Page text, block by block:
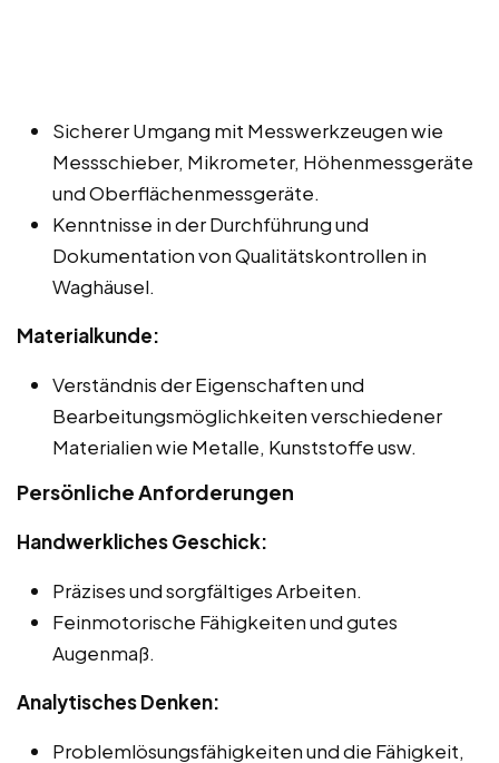
Sicherer Umgang mit Messwerkzeugen wie
Messschieber, Mikrometer, Höhenmessgeräte
und Oberflächenmessgeräte.
Kenntnisse in der Durchführung und
Dokumentation von Qualitätskontrollen in
Waghäusel.
Materialkunde:
Verständnis der Eigenschaften und
Bearbeitungsmöglichkeiten verschiedener
Materialien wie Metalle, Kunststoffe usw.
Persönliche Anforderungen
Handwerkliches Geschick:
Präzises und sorgfältiges Arbeiten.
Feinmotorische Fähigkeiten und gutes
Augenmaß.
Analytisches Denken:
Problemlösungsfähigkeiten und die Fähigkeit,